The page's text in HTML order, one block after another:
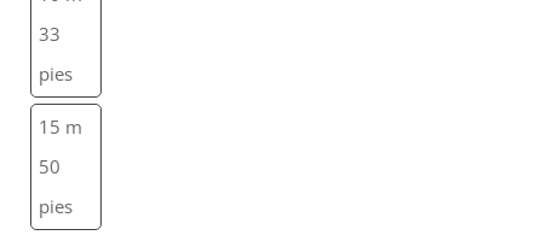
33
pies
15 m
50
pies